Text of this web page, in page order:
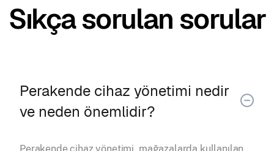
Sıkça sorulan sorular
Perakende cihaz yönetimi nedir
ve neden önemlidir?